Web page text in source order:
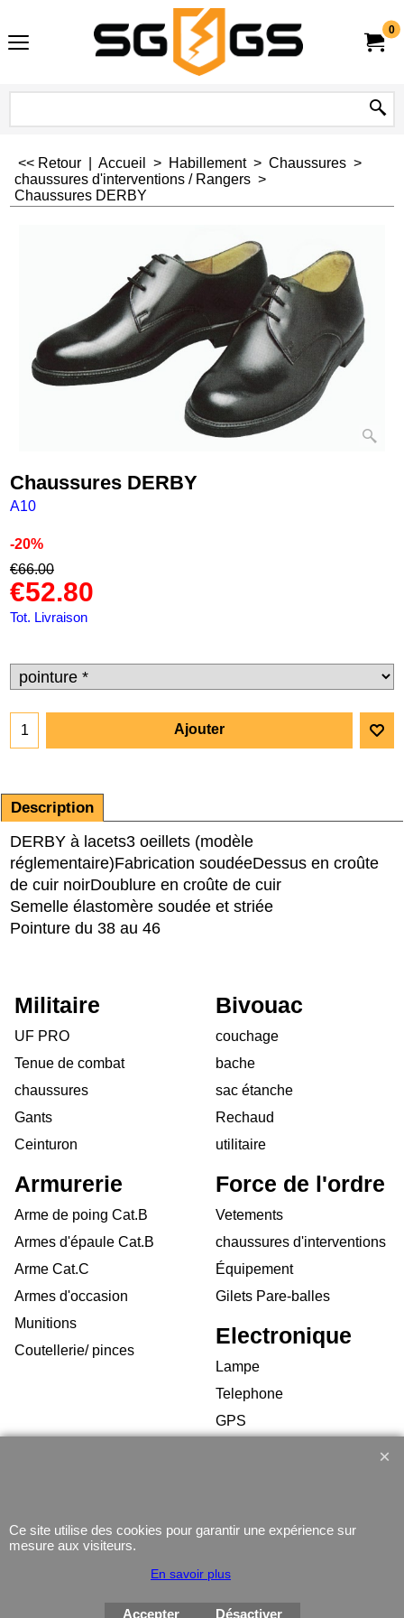
0
<< Retour Accueil > Habillement> Chaussures >
chaussures d'interventions / Rangers >
Chaussures DERBY
Chaussures DERBY
A10
-20%
€66.00
€52.80
Tot. Livraison
Ajouter
Description
DERBY à lacets3 oeillets (modèle
réglementaire)Fabrication soudéeDessus en croûte
de cuir noirDoublure en croûte de cuir
Semelle élastomère soudée et striée
Pointure du 38 au 46
Militaire
UF PRO
Tenue de combat
chaussures
Gants
Ceinturon
Bivouac
couchage
bache
sac étanche
Rechaud
utilitaire
Armurerie
Arme de poing Cat.B
Armes d'épaule Cat.B
Arme Cat.C
Armes d'occasion
Munitions
Coutellerie/ pinces
Force de l'ordre
Vetements
chaussures d'interventions
Équipement
Gilets Pare-balles
Electronique
Lampe
Telephone
GPS
Boutique en ligne créés
Ce site utilise des cookies pour garantir une expérience sur
mesure aux visiteurs.
En savoir plus
Accepter Désactiver